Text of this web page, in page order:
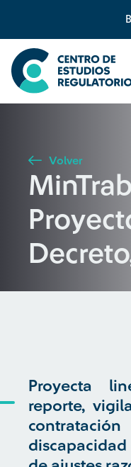
Búsqueda
Seleccione país
Buscar
Volver
Proyecta
reporte,